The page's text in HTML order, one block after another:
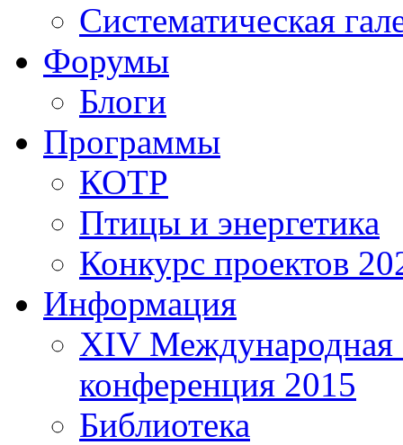
Систематическая
Форумы
Блоги
Программы
КОТР
Птицы и энергетика
Конкурс проектов
Информация
XIV Международная
конференция 2015
Библиотека